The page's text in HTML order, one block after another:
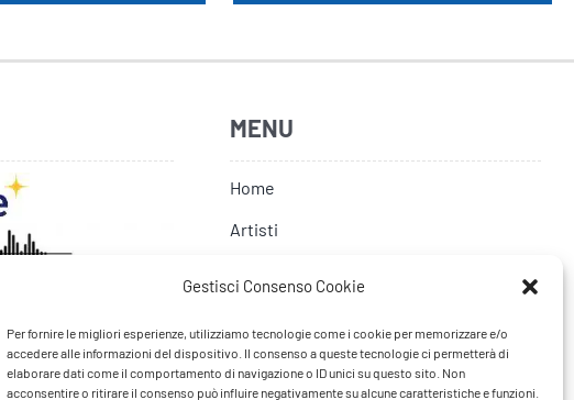
Gestisci Consenso Cookie
Per fornire le migliori esperienze, utilizziamo tecnologie come i cookie per memorizzare e/o
accedere alle informazioni del dispositivo. Il consenso a queste tecnologie ci permetterà di
elaborare dati come il comportamento di navigazione o ID unici su questo sito. Non
acconsentire o ritirare il consenso può influire negativamente su alcune caratteristiche e funzioni.
MENU
Home
Artisti
FAQ